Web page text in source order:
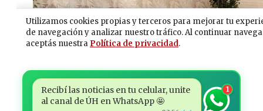
Recibí las noticias en tu celular, unite
al canal de ÚH en WhatsApp 🤩
1